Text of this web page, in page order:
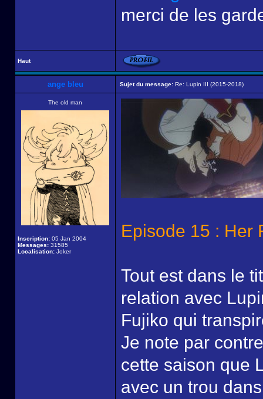
merci de les
Haut
ange bleu Sujet du message: Re: Lupin III (2015-2018)
The old man
Inscription: 05 Jan 2004
Messages: 31585
Localisation: Joker
Episode 15 : Her
Tout est dans le
relation avec
Fujiko qui
Je note par
cette saison que
avec un trou